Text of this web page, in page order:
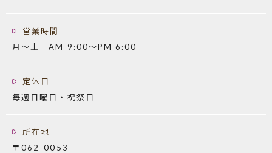
営業時間
月～土 AM 9:00～PM 6:00
定休日
毎週日曜日・祝祭日
所在地
〒062-0053